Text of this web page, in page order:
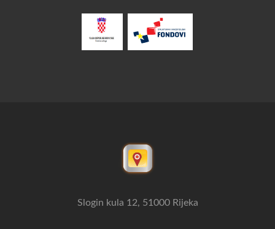
Slogin kula 12, 51000 Rijeka